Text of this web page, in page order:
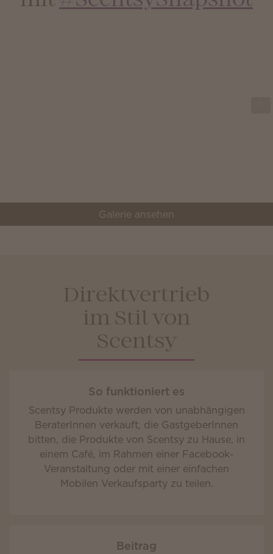
Galerie ansehen
Direktvertrieb
im Stil von
Scentsy
So funktioniert es
Scentsy Produkte werden von unabhängigen
BeraterInnen verkauft, die GastgeberInnen
bitten, die Produkte von Scentsy zu Hause, in
einem Café, im Rahmen einer Facebook-
Veranstaltung oder mit einer einfachen
Mobilen Verkaufsparty zu teilen.
Beitrag